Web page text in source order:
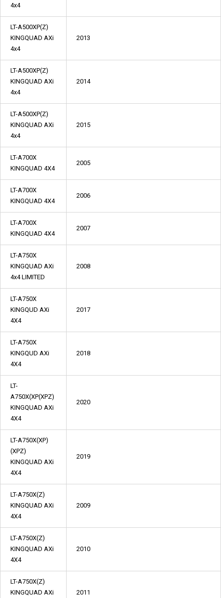
4x4
LT-A500XP(Z)
KINGQUAD AXi
4x4
2013
LT-A500XP(Z)
KINGQUAD AXi
4x4
2014
LT-A500XP(Z)
KINGQUAD AXi
4x4
2015
LT-A700X
KINGQUAD 4X4
2005
LT-A700X
KINGQUAD 4X4
2006
LT-A700X
KINGQUAD 4X4
2007
LT-A750X
KINGQUAD AXi
4x4 LIMITED
2008
LT-A750X
KINGQUD AXi
4X4
2017
LT-A750X
KINGQUD AXi
4X4
2018
LT-
A750X(XP(XPZ)
KINGQUAD AXi
4X4
2020
LT-A750X(XP)
(XPZ)
KINGQUAD AXi
4X4
2019
LT-A750X(Z)
KINGQUAD AXi
4X4
2009
LT-A750X(Z)
KINGQUAD AXi
4X4
2010
LT-A750X(Z)
KINGQUAD AXi
2011